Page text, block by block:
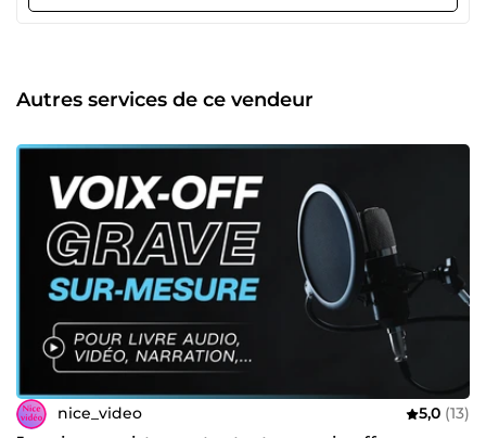
Autres services de ce vendeur
nice_video 5,0 (13)